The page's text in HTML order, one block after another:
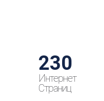
265
Интернет
Страниц